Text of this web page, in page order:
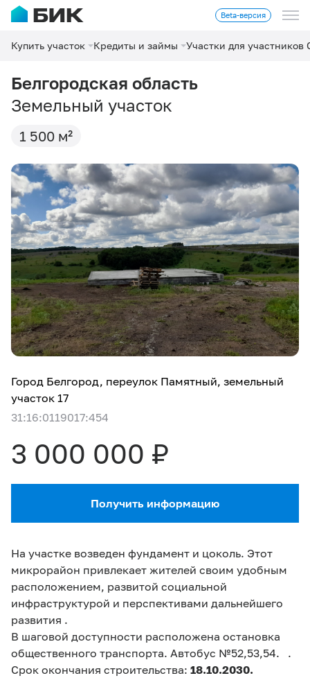
Beta-версия
Купить участок Кредиты и займы Участки для участников
Белгородская область
Земельный участок
1 500 м²
Город Белгород, переулок Памятный, земельный
участок 17
31:16:0119017:454
3 000 000 ₽
Получить информацию
На участке возведен фундамент и цоколь. Этот
микрорайон привлекает жителей своим удобным
расположением, развитой социальной
инфраструктурой и перспективами дальнейшего
развития .
В шаговой доступности расположена остановка
общественного транспорта. Автобус №52,53,54. .
Срок окончания строительства: 18.10.2030.